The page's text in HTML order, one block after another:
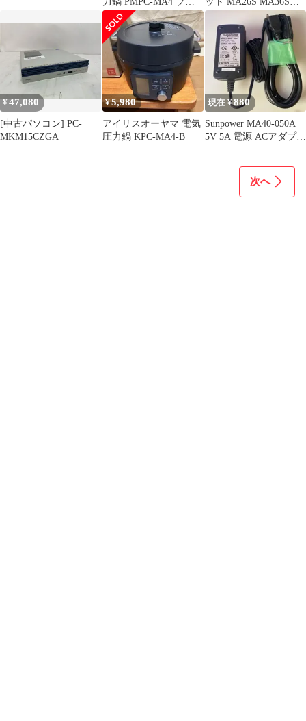
ック
MA46S エアエレメント
エアー フィルター クリ
ーナー 東洋エレメント
TO-9767F H27.08～
R02.12
¥47,080
[中古パソコン] PC-
MKM15CZGA
¥5,980
アイリスオーヤマ 電気
圧力鍋 KPC-MA4-B
現在 ¥880
Sunpower MA40-050A
5V 5A 電源 ACアダプタ
次へ